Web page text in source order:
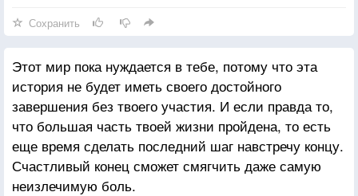
Сохранить
Этот мир пока нуждается в тебе, потому что эта
история не будет иметь своего достойного
завершения без твоего участия. И если правда то,
что большая часть твоей жизни пройдена, то есть
еще время сделать последний шаг навстречу концу.
Счастливый конец сможет смягчить даже самую
неизлечимую боль.